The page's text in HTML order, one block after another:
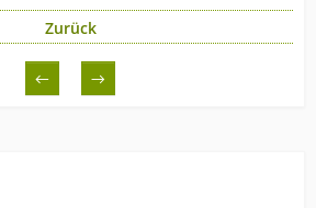
Zurück
← →